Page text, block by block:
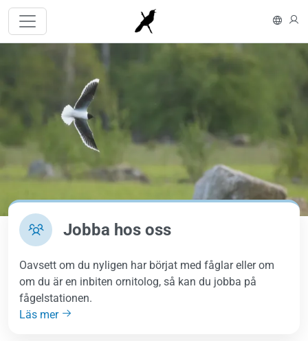
Hoppa till huvudinnehåll
In
Jobba hos oss
Oavsett om du nyligen har börjat med fåglar eller om
om du är en inbiten ornitolog, så kan du jobba på
fågelstationen.
Läs mer